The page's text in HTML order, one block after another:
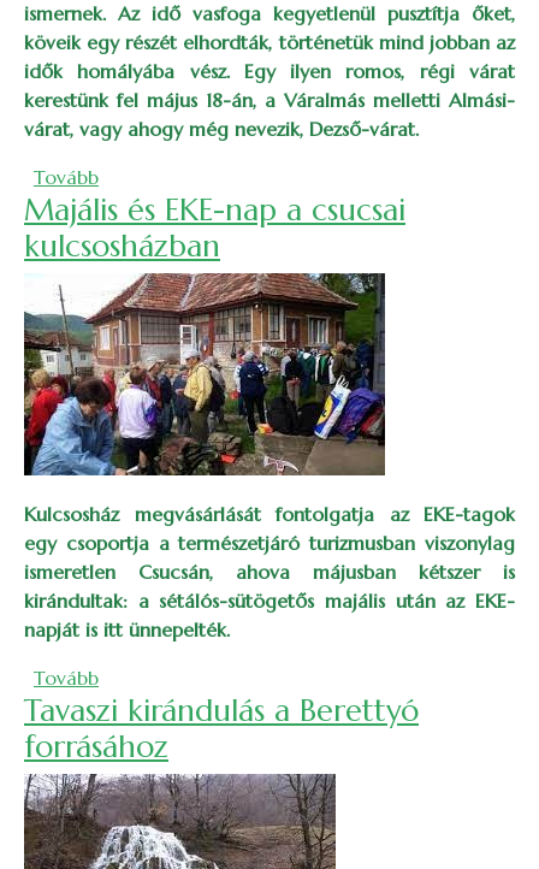
ismernek. Az idő vasfoga kegyetlenül pusztítja őket,
köveik egy részét elhordták, történetük mind jobban az
idők homályába vész. Egy ilyen romos, régi várat
kerestünk fel május 18-án, a Váralmás melletti Almási-
várat, vagy ahogy még nevezik, Dezső-várat.
Tovább(Sztánától az Almási várhoz)
Majális és EKE-nap a csucsai
kulcsosházban
Kulcsosház megvásárlását fontolgatja az EKE-tagok
egy csoportja a természetjáró turizmusban viszonylag
ismeretlen Csucsán, ahova májusban kétszer is
kirándultak: a sétálós-sütögetős majális után az EKE-
napját is itt ünnepelték.
Tovább(Majális és EKE-nap a csucsai kulcsosházban)
Tavaszi kirándulás a Berettyó
forrásához